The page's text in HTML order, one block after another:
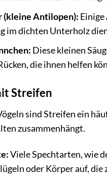
(kleine Antilopen): Einige
im dichten Unterholz
Diese kleinen
die ihnen helfen
Streifen
sind Streifen ein
zusammenhängt.
Viele Spechtarten, wie
oder Körper auf,